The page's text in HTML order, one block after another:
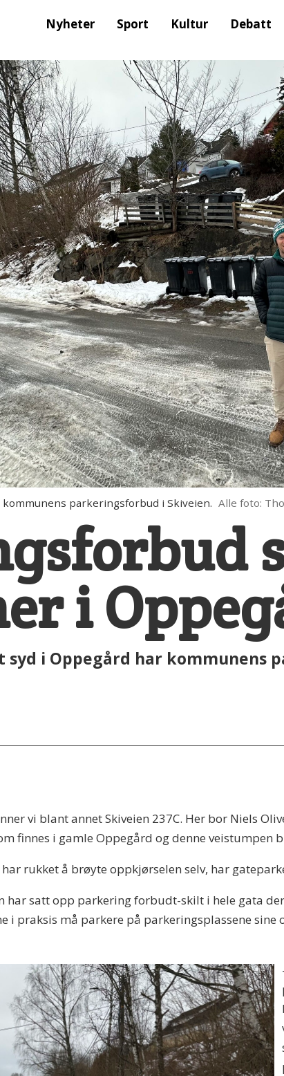
Nyheter Sport Kultur Debatt
parkeringsforbud i Skiveien. Alle foto:
i
syd i Oppegård har
vi blant annet Skiveien 237C. Her bor Niels
finnes i gamle Oppegård og denne veistumpen
rukket å brøyte oppkjørselen selv, har
har satt opp parkering forbudt-skilt i hele gata
i praksis må parkere på parkeringsplassene